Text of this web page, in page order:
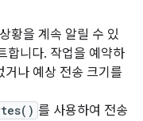
황을 계속 알릴 수 있
합니다. 작업을 예약하
거나 예상 전송 크기를
를 사용하여 전송